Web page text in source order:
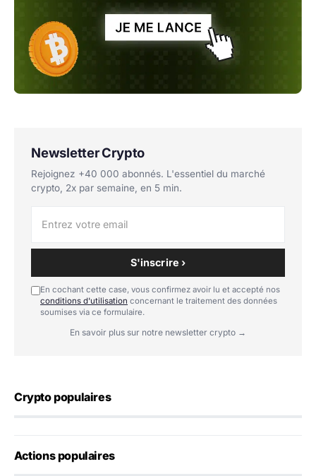
Newsletter Crypto
Rejoignez +40 000 abonnés. L'essentiel du marché
crypto, 2x par semaine, en 5 min.
S'inscrire ›
En cochant cette case, vous confirmez avoir lu et accepté nos
conditions d'utilisation concernant le traitement des données
soumises via ce formulaire.
En savoir plus sur notre newsletter crypto →
Crypto populaires
Actions populaires